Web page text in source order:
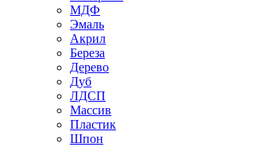
МДФ
Эмаль
Акрил
Береза
Дерево
Дуб
ЛДСП
Массив
Пластик
Шпон